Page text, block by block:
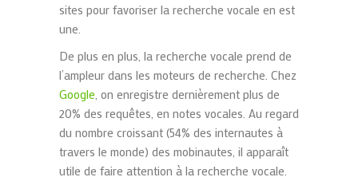
sites pour favoriser la recherche vocale en est
une.
De plus en plus, la recherche vocale prend de
l’ampleur dans les moteurs de recherche. Chez
Google, on enregistre dernièrement plus de
20% des requêtes, en notes vocales. Au regard
du nombre croissant (54% des internautes à
travers le monde) des mobinautes, il apparaît
utile de faire attention à la recherche vocale.